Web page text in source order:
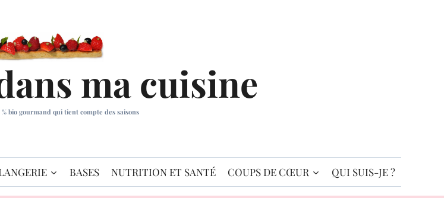
ma cuisine
bio gourmand qui tient compte des saisons
BASES NUTRITION ET SANTÉ COUPS DE CŒUR QUI SUIS-JE ?